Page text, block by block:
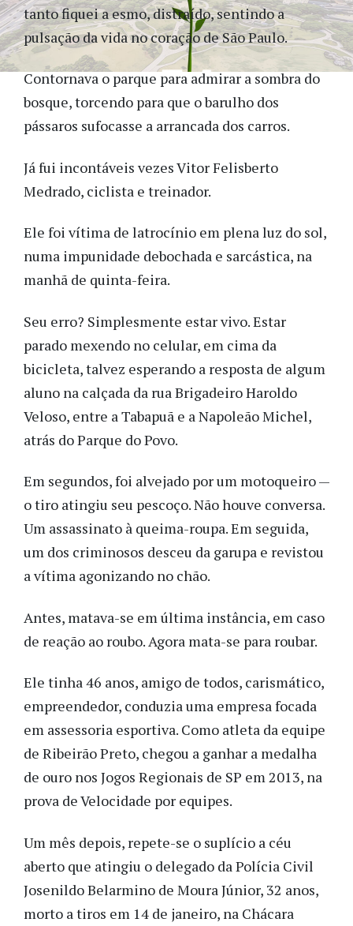
tanto fiquei a esmo, distraído, sentindo a
pulsação da vida no coração de São Paulo.
Contornava o parque para admirar a sombra do
bosque, torcendo para que o barulho dos
pássaros sufocasse a arrancada dos carros.
Já fui incontáveis vezes Vitor Felisberto
Medrado, ciclista e treinador.
Ele foi vítima de latrocínio em plena luz do sol,
numa impunidade debochada e sarcástica, na
manhã de quinta-feira.
Seu erro? Simplesmente estar vivo. Estar
parado mexendo no celular, em cima da
bicicleta, talvez esperando a resposta de algum
aluno na calçada da rua Brigadeiro Haroldo
Veloso, entre a Tabapuã e a Napoleão Michel,
atrás do Parque do Povo.
Em segundos, foi alvejado por um motoqueiro —
o tiro atingiu seu pescoço. Não houve conversa.
Um assassinato à queima-roupa. Em seguida,
um dos criminosos desceu da garupa e revistou
a vítima agonizando no chão.
Antes, matava-se em última instância, em caso
de reação ao roubo. Agora mata-se para roubar.
Ele tinha 46 anos, amigo de todos, carismático,
empreendedor, conduzia uma empresa focada
em assessoria esportiva. Como atleta da equipe
de Ribeirão Preto, chegou a ganhar a medalha
de ouro nos Jogos Regionais de SP em 2013, na
prova de Velocidade por equipes.
Um mês depois, repete-se o suplício a céu
aberto que atingiu o delegado da Polícia Civil
Josenildo Belarmino de Moura Júnior, 32 anos,
morto a tiros em 14 de janeiro, na Chácara